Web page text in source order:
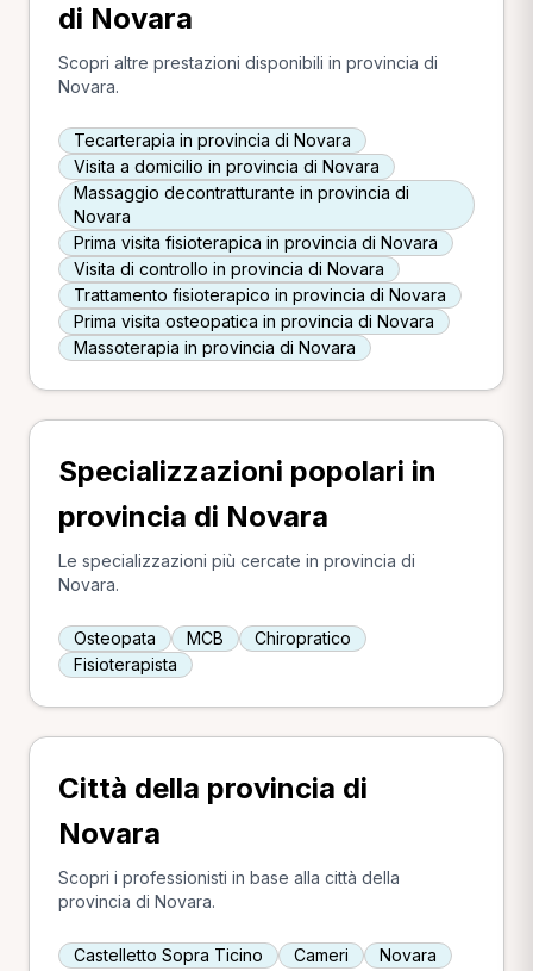
di Novara
Scopri altre prestazioni disponibili in provincia di
Novara.
Tecarterapia in provincia di Novara
Visita a domicilio in provincia di Novara
Massaggio decontratturante in provincia di
Novara
Prima visita fisioterapica in provincia di Novara
Visita di controllo in provincia di Novara
Trattamento fisioterapico in provincia di Novara
Prima visita osteopatica in provincia di Novara
Massoterapia in provincia di Novara
Specializzazioni popolari in
provincia di Novara
Le specializzazioni più cercate in provincia di
Novara.
Osteopata MCB
Chiropratico
Fisioterapista
Città della provincia di
Novara
Scopri i professionisti in base alla città della
provincia di Novara.
Castelletto Sopra Ticino Cameri Novara